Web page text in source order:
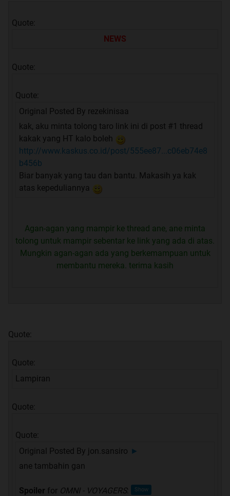
Quote:
NEWS
Quote:
Quote:
Original Posted By rezekinisaa
kak, aku minta tolong taro link ini di post #1 thread
kakak yang HT kalo boleh
http://www.kaskus.co.id/post/555ee87...c06eb74e8
b456b
Biar banyak yang tau dan bantu. Makasih ya kak
atas kepeduliannya
Agan-agan yang mampir ke thread ane, ane minta
tolong untuk mampir sebentar ke link yang ada di atas.
Mungkin agan-agan ada yang berkemampuan untuk
membantu mereka. terima kasih
Quote:
Quote:
Lampiran
Quote:
Quote:
Original Posted By jon.sansiro ►
ane tambahin gan
Spoiler for OMNI - VOYAGERS: